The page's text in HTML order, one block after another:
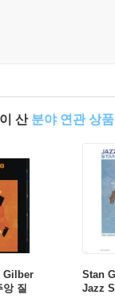
산 분야 연관 상품
Gilber
앙 질
Stan
Jazz